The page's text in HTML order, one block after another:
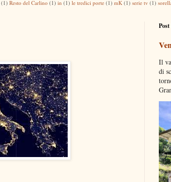
(1) Resto del Carlino (1) in (1) le tredici porte (1) mK (1) serie tv (1)
Il
di